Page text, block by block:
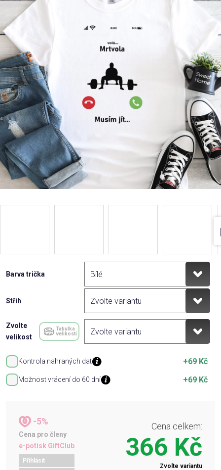
Kolekce
Oblečení
Přihlášení
Barva trička
Střih
Zvolte
velikost
Tabulka
velikostí
Kontrola nahraných dat +69 Kč
Možnost vrácení do 60 dní +69 Kč
-5%
Cena pro členy
e-potisk GiftClub
Přihlásit
Cena celkem:
366 Kč
Zvolte variantu